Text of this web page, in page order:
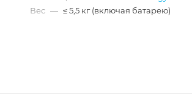
Вес — ≤ 5,5 кг (включая батарею)